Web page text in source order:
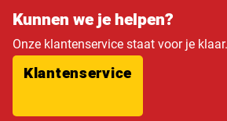
Kunnen we je helpen?
Onze klantenservice staat voor je klaar.
Klantenservice